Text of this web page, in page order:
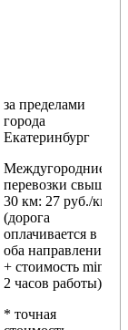
за пределами
города
Екатеринбург
Междугородние
перевозки свыше
30 км: 27 руб./км
(дорога
оплачивается в
оба направления
+ стоимость min
2 часов работы)
* точная